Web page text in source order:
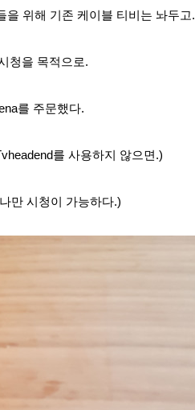
을 위해 기존 케이블 티비는 놔두고.
청을 목적으로.
를 주문했다.
를 사용하지 않으면.)
만 시청이 가능하다.)